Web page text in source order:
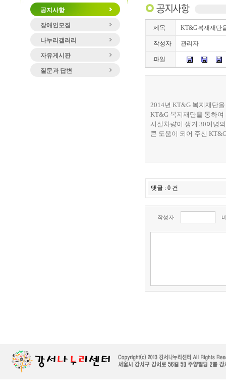
공지사항
장애인모집
나누리갤러리
자유게시판
질문과 답변
제목 KT&G복재재단
작성자 관리자
파일
2014년 KT&G 복지재단
KT&G 복지재단을 통하
시설차량이 생겨 30여명
큰 도움이 되어 주신
댓글 : 0 건
작성자